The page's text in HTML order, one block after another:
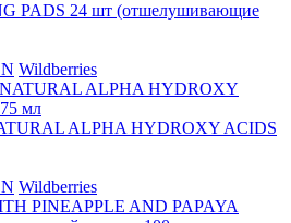
PADS 24 шт (отшелушивающие
Wildberries
ALPHA HYDROXY ACIDS
Wildberries